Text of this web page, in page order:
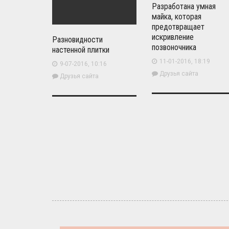
Разновидности
настенной плитки
9-07-2016, 10:16
Друзья сайта
Разработана умная
майка, которая
предотвращает
искривление
позвоночника
11-01-2016, 18:19
Друзья сайта